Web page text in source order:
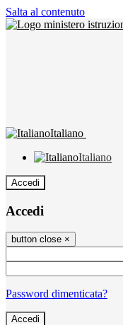
Salta al contenuto
Italiano
Italiano
Accedi
Accedi
button close ×
Password dimenticata?